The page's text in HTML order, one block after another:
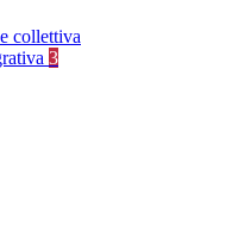
collettiva
3